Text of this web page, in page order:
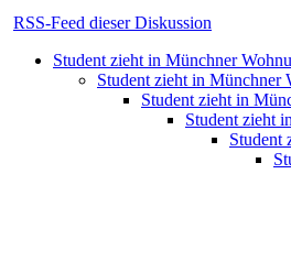
RSS-Feed dieser Diskussion
Student zieht in Münchner
Student zieht in Münchner
Student zieht in
Student zieht
Student